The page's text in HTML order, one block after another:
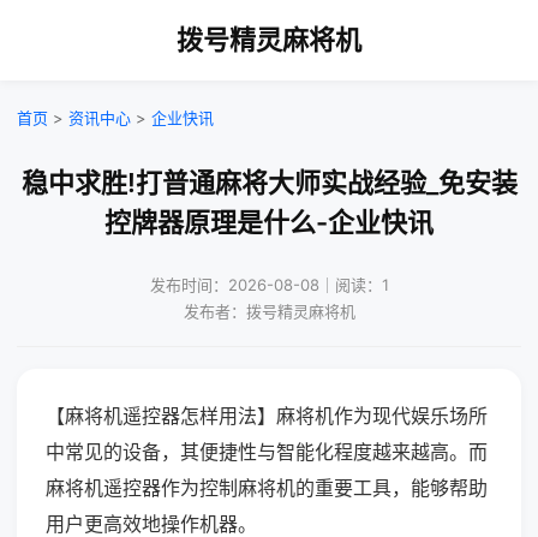
拨号精灵麻将机
首页 > 资讯中心 > 企业快讯
稳中求胜!打普通麻将大师实战经验_免安装
控牌器原理是什么-企业快讯
发布时间：2026-08-08｜阅读：1
发布者：拨号精灵麻将机
【麻将机遥控器怎样用法】麻将机作为现代娱乐场所
中常见的设备，其便捷性与智能化程度越来越高。而
麻将机遥控器作为控制麻将机的重要工具，能够帮助
用户更高效地操作机器。